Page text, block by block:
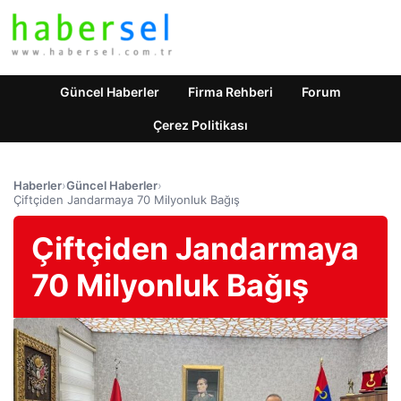
Güncel Haberler Firma Rehberi Forum
Çerez Politikası
Haberler›Güncel Haberler›
Çiftçiden Jandarmaya 70 Milyonluk Bağış
Çiftçiden Jandarmaya
70 Milyonluk Bağış